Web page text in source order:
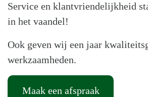
Service en klantvriendelijkheid
in het vaandel!
Ook geven wij een jaar
werkzaamheden.
Maak een afspraak